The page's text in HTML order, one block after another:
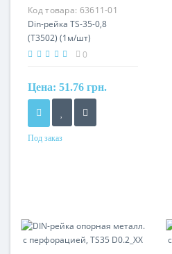
Код товара: 63611-01
Din-рейка TS-35-0,8
(T3502) (1м/шт)
0
Цена: 51.76 грн.
Под заказ